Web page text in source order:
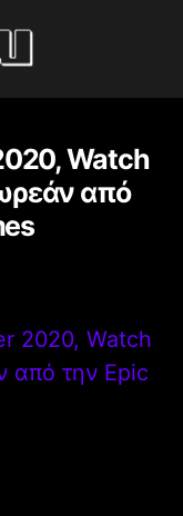
Watch
από
2020, Watch
από την Epic